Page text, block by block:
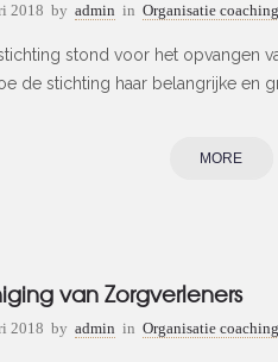
2018 by admin in Organisatie coaching
stond voor het opvangen
de stichting haar belangrijke en
MORE
van Zorgverleners
2018 by admin in Organisatie coaching